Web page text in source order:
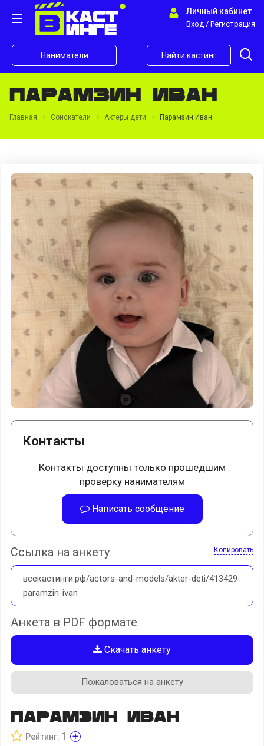
Личный кабинет
Вход / Регистрация
Наниматели Найти кастинг
Парамзин Иван
Главная Соискатели Актеры дети Парамзин Иван
Контакты
Контакты доступны только прошедшим
проверку нанимателям
Написать сообщение
Ссылка на анкету Копировать
всекастинги.рф/actors-and-models/akter-deti/413429-
paramzin-ivan
Анкета в PDF формате
Скачать анкету
Пожаловаться на анкету
Парамзин Иван
Рейтинг: 1 +